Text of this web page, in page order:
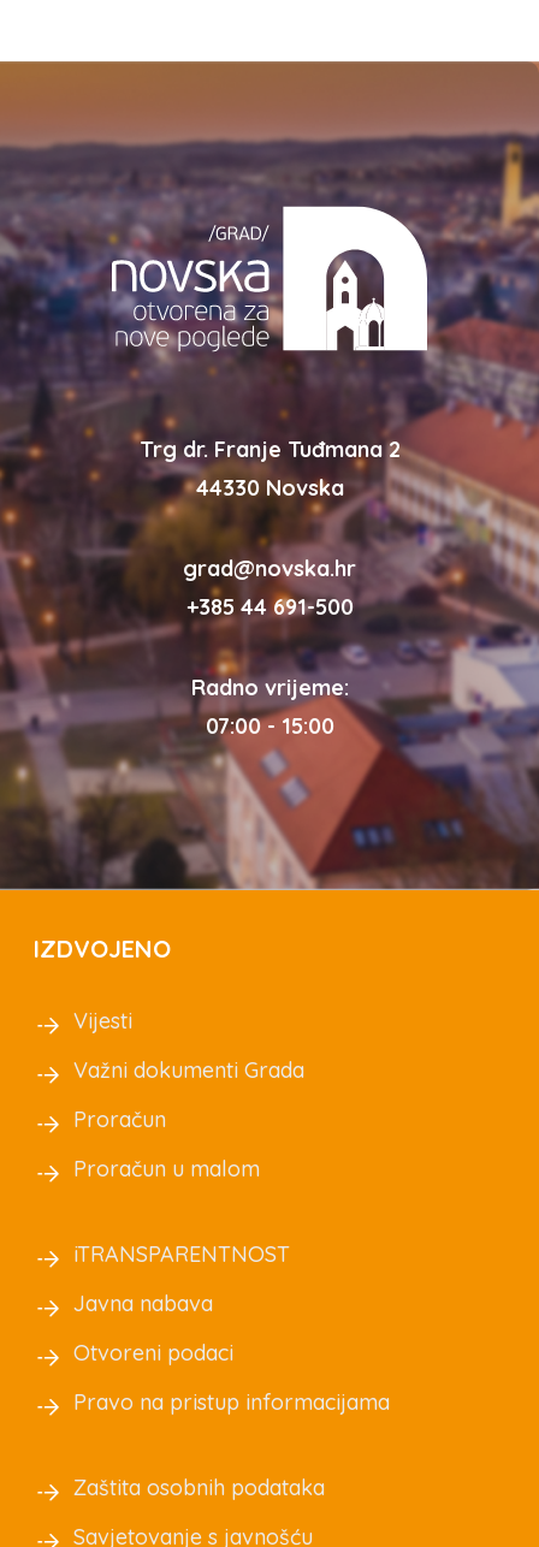
Trg dr. Franje Tuđmana 2
44330 Novska
grad@novska.hr
+385 44 691-500
Radno vrijeme:
07:00 - 15:00
IZDVOJENO
Vijesti
Važni dokumenti Grada
Proračun
Proračun u malom
iTRANSPARENTNOST
Javna nabava
Otvoreni podaci
Pravo na pristup informacijama
Zaštita osobnih podataka
Savjetovanje s javnošću